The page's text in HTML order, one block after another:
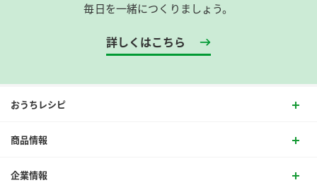
毎日を一緒につくりましょう。
詳しくはこちら
おうちレシピ
商品情報
企業情報